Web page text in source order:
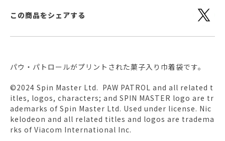
この商品をシェアする
パウ・パトロールがプリントされた菓子入り巾着袋です。
©2024 Spin Master Ltd. PAW PATROL and all related t
itles, logos, characters; and SPIN MASTER logo are tr
ademarks of Spin Master Ltd. Used under license. Nic
kelodeon and all related titles and logos are tradema
rks of Viacom International Inc.